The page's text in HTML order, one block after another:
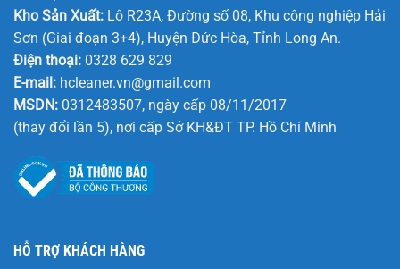
Kho Sản Xuất: Lô R23A, Đường số 08, Khu công nghiệp Hải
Sơn (Giai đoạn 3+4), Huyện Đức Hòa, Tỉnh Long An.
Điện thoại: 0328 629 829
E-mail: hcleaner.vn@gmail.com
MSDN: 0312483507, ngày cấp 08/11/2017
(thay đổi lần 5), nơi cấp Sở KH&ĐT TP. Hồ Chí Minh
HỖ TRỢ KHÁCH HÀNG